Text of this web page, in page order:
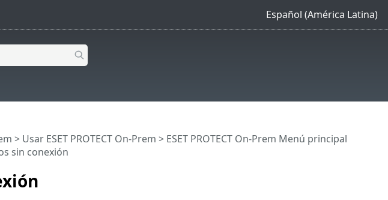
Español (América Latina)
> Usar ESET PROTECT On-Prem > ESET PROTECT On-Prem Menú principal
sin conexión